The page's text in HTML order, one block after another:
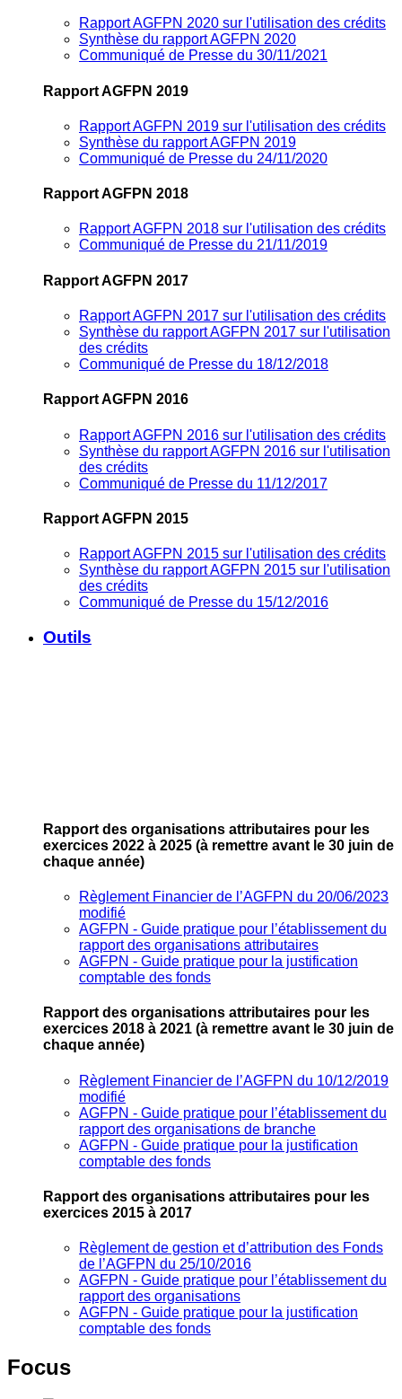
Rapport AGFPN 2020 sur l'utilisation des crédits
Synthèse du rapport AGFPN 2020
Communiqué de Presse du 30/11/2021
Rapport AGFPN 2019
Rapport AGFPN 2019 sur l'utilisation des crédits
Synthèse du rapport AGFPN 2019
Communiqué de Presse du 24/11/2020
Rapport AGFPN 2018
Rapport AGFPN 2018 sur l'utilisation des crédits
Communiqué de Presse du 21/11/2019
Rapport AGFPN 2017
Rapport AGFPN 2017 sur l'utilisation des crédits
Synthèse du rapport AGFPN 2017 sur l'utilisation
des crédits
Communiqué de Presse du 18/12/2018
Rapport AGFPN 2016
Rapport AGFPN 2016 sur l'utilisation des crédits
Synthèse du rapport AGFPN 2016 sur l'utilisation
des crédits
Communiqué de Presse du 11/12/2017
Rapport AGFPN 2015
Rapport AGFPN 2015 sur l'utilisation des crédits
Synthèse du rapport AGFPN 2015 sur l'utilisation
des crédits
Communiqué de Presse du 15/12/2016
Outils
Rapport des organisations attributaires pour les
exercices 2022 à 2025 (à remettre avant le 30 juin de
chaque année)
Règlement Financier de l’AGFPN du 20/06/2023
modifié
AGFPN ‐ Guide pratique pour l’établissement du
rapport des organisations attributaires
AGFPN ‐ Guide pratique pour la justification
comptable des fonds
Rapport des organisations attributaires pour les
exercices 2018 à 2021 (à remettre avant le 30 juin de
chaque année)
Règlement Financier de l’AGFPN du 10/12/2019
modifié
AGFPN ‐ Guide pratique pour l’établissement du
rapport des organisations de branche
AGFPN ‐ Guide pratique pour la justification
comptable des fonds
Rapport des organisations attributaires pour les
exercices 2015 à 2017
Règlement de gestion et d’attribution des Fonds
de l’AGFPN du 25/10/2016
AGFPN ‐ Guide pratique pour l’établissement du
rapport des organisations
AGFPN ‐ Guide pratique pour la justification
comptable des fonds
Focus